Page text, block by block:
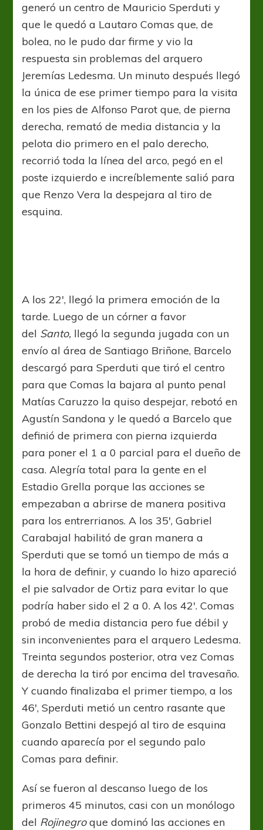
generó un centro de Mauricio Sperduti y
que le quedó a Lautaro Comas que, de
bolea, no le pudo dar firme y vio la
respuesta sin problemas del arquero
Jeremías Ledesma. Un minuto después llegó
la única de ese primer tiempo para la visita
en los pies de Alfonso Parot que, de pierna
derecha, remató de media distancia y la
pelota dio primero en el palo derecho,
recorrió toda la línea del arco, pegó en el
poste izquierdo e increíblemente salió para
que Renzo Vera la despejara al tiro de
esquina.
A los 22′, llegó la primera emoción de la
tarde. Luego de un córner a favor
del Santo, llegó la segunda jugada con un
envío al área de Santiago Briñone, Barcelo
descargó para Sperduti que tiró el centro
para que Comas la bajara al punto penal
Matías Caruzzo la quiso despejar, rebotó en
Agustín Sandona y le quedó a Barcelo que
definió de primera con pierna izquierda
para poner el 1 a 0 parcial para el dueño de
casa. Alegría total para la gente en el
Estadio Grella porque las acciones se
empezaban a abrirse de manera positiva
para los entrerrianos. A los 35′, Gabriel
Carabajal habilitó de gran manera a
Sperduti que se tomó un tiempo de más a
la hora de definir, y cuando lo hizo apareció
el pie salvador de Ortiz para evitar lo que
podría haber sido el 2 a 0. A los 42′. Comas
probó de media distancia pero fue débil y
sin inconvenientes para el arquero Ledesma.
Treinta segundos posterior, otra vez Comas
de derecha la tiró por encima del travesaño.
Y cuando finalizaba el primer tiempo, a los
46′, Sperduti metió un centro rasante que
Gonzalo Bettini despejó al tiro de esquina
cuando aparecía por el segundo palo
Comas para definir.
Así se fueron al descanso luego de los
primeros 45 minutos, casi con un monólogo
del Rojinegroque dominó las acciones en